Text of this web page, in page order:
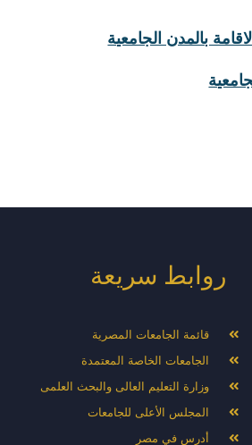
بالمدن الجامعية
روابط سريعة
قائمة الجامعات المصرية
الجامعات الخاصة المعتمدة
وزارة التعليم العالى والبحث العلمى
المجلس الأعلى للجامعات
أدرس في مصر